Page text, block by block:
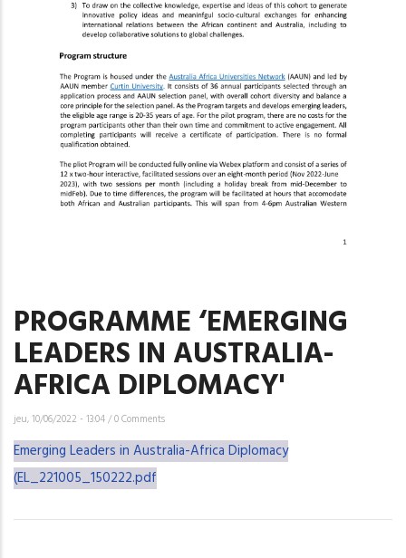
PROGRAMME ‘EMERGING
LEADERS IN AUSTRALIA-
AFRICA DIPLOMACY'
jeu, 10/06/2022 - 13:04/0 Comments
Emerging Leaders in Australia-Africa Diplomacy
(EL_221005_150222.pdf